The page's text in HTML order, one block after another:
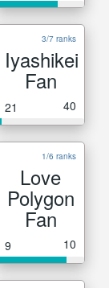
3/7 ranks
Iyashikei
Fan
21 40
1/6 ranks
Love
Polygon
Fan
9 10